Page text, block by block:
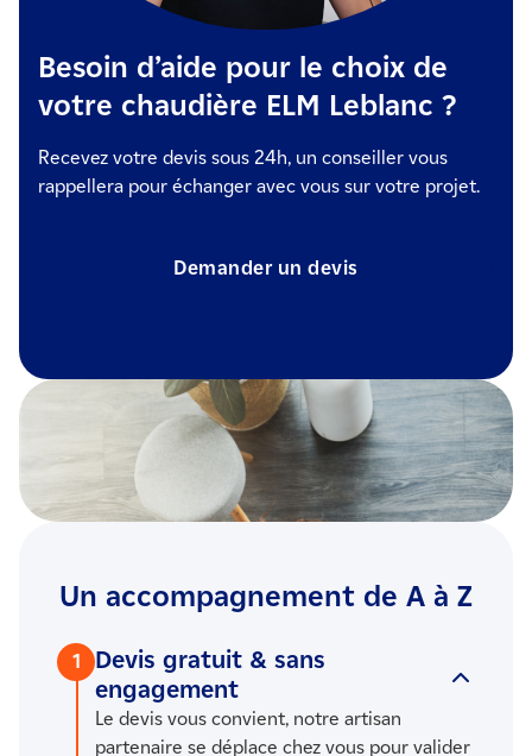
Besoin d’aide pour le choix de
votre chaudière ELM Leblanc ?
Recevez votre devis sous 24h, un conseiller vous
rappellera pour échanger avec vous sur votre projet.
Demander un devis
Un accompagnement de A à Z
1
Devis gratuit & sans
engagement
Le devis vous convient, notre artisan
partenaire se déplace chez vous pour valider